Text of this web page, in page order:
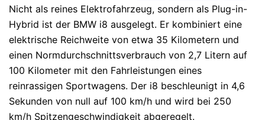
Nicht als reines Elektrofahrzeug, sondern als Plug-in-
Hybrid ist der BMW i8 ausgelegt. Er kombiniert eine
elektrische Reichweite von etwa 35 Kilometern und
einen Normdurchschnittsverbrauch von 2,7 Litern auf
100 Kilometer mit den Fahrleistungen eines
reinrassigen Sportwagens. Der i8 beschleunigt in 4,6
Sekunden von null auf 100 km/h und wird bei 250
km/h Spitzengeschwindigkeit abgeregelt.